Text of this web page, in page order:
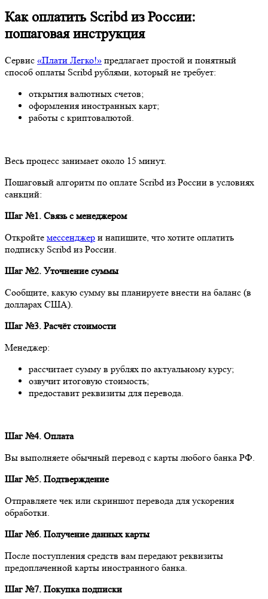
Как оплатить Scribd из России:
пошаговая инструкция
Сервис «Плати Легко!» предлагает простой и понятный
способ оплаты Scribd рублями, который не требует:
открытия валютных счетов;
оформления иностранных карт;
работы с криптовалютой.
Весь процесс занимает около 15 минут.
Пошаговый алгоритм по оплате Scribd из России в условиях
санкций:
Шаг №1. Связь с менеджером
Откройте мессенджер и напишите, что хотите оплатить
подписку Scribd из России.
Шаг №2. Уточнение суммы
Сообщите, какую сумму вы планируете внести на баланс (в
долларах США).
Шаг №3. Расчёт стоимости
Менеджер:
рассчитает сумму в рублях по актуальному курсу;
озвучит итоговую стоимость;
предоставит реквизиты для перевода.
Шаг №4. Оплата
Вы выполняете обычный перевод с карты любого банка РФ.
Шаг №5. Подтверждение
Отправляете чек или скриншот перевода для ускорения
обработки.
Шаг №6. Получение данных карты
После поступления средств вам передают реквизиты
предоплаченной карты иностранного банка.
Шаг №7. Покупка подписки